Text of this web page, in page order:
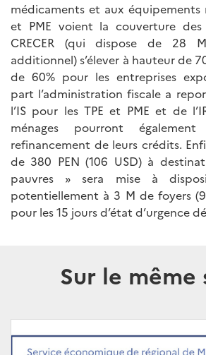
médicaments et aux équipements
et PME voient la couverture
CRECER (qui dispose de 28
additionnel) s’élever à hauteur de
de 60% pour les entreprises
part l’administration fiscale a
l’IS pour les TPE et PME et de
ménages pourront
refinancement de leurs crédits.
de 380 PEN (106 USD) à
pauvres » sera mise à
potentiellement à 3 M de foyers
pour les 15 jours d’état d’urgence
Sur le même